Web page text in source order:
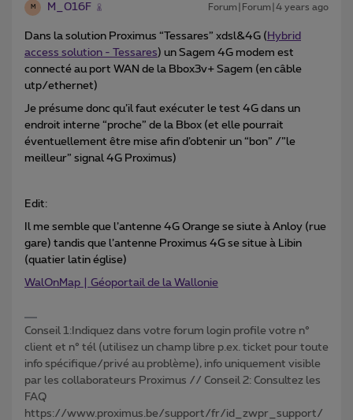
M M_016F Forum|Forum|4 years ago
Dans la solution Proximus “Tessares” xdsl&4G ( Hybrid
access solution - Tessares) un Sagem 4G modem est
connecté au port WAN de la Bbox3v+ Sagem (en câble
utp/ethernet)
Je présume donc qu’il faut exécuter le test 4G dans un
endroit interne “proche” de la Bbox (et elle pourrait
éventuellement être mise afin d’obtenir un “bon” /”le
meilleur” signal 4G Proximus)
Edit:
Il me semble que l’antenne 4G Orange se siute à Anloy (rue
gare) tandis que l’antenne Proximus 4G se situe à Libin
(quatier latin église)
WalOnMap | Géoportail de la Wallonie
Conseil 1:Indiquez dans votre forum login profile votre n°
client et n° tél (utilisez un champ libre p.ex. ticket pour toute
info spécifique/privé au problème), info uniquement visible
par les collaborateurs Proximus // Conseil 2: Consultez les
FAQ
https://www.proximus.be/support/fr/id_zwpr_support/